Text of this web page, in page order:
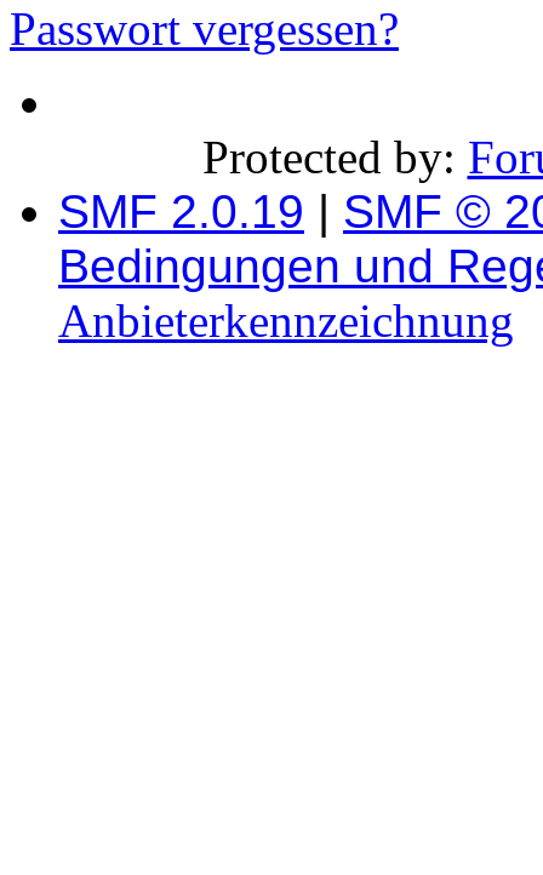
Passwort vergessen?
Protected by:
SMF 2.0.19 | SMF ©
Bedingungen und
Anbieterkennzeichnung